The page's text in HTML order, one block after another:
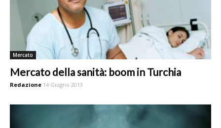
Mercato
Mercato della sanità: boom in Turchia
Redazione 14 Giugno 2013